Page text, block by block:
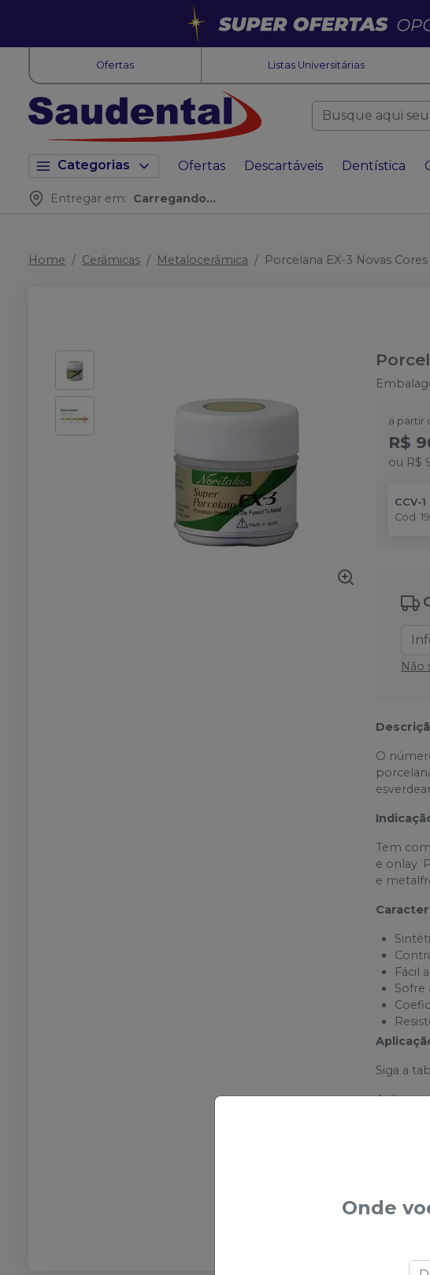
Ofertas Listas Universitárias
Categorias Ofertas Descartáveis Dentística
Entregar em: Carregando...
Home Cerâmicas Metalocerâmica Porcelana EX-3 Novas
a partir
R$
ou R$
CCV-1
Cód.
Não
O
Tem
e onlay.
e
Fácil
Sofre
Siga a
Aplique
Após
Nos
Onde